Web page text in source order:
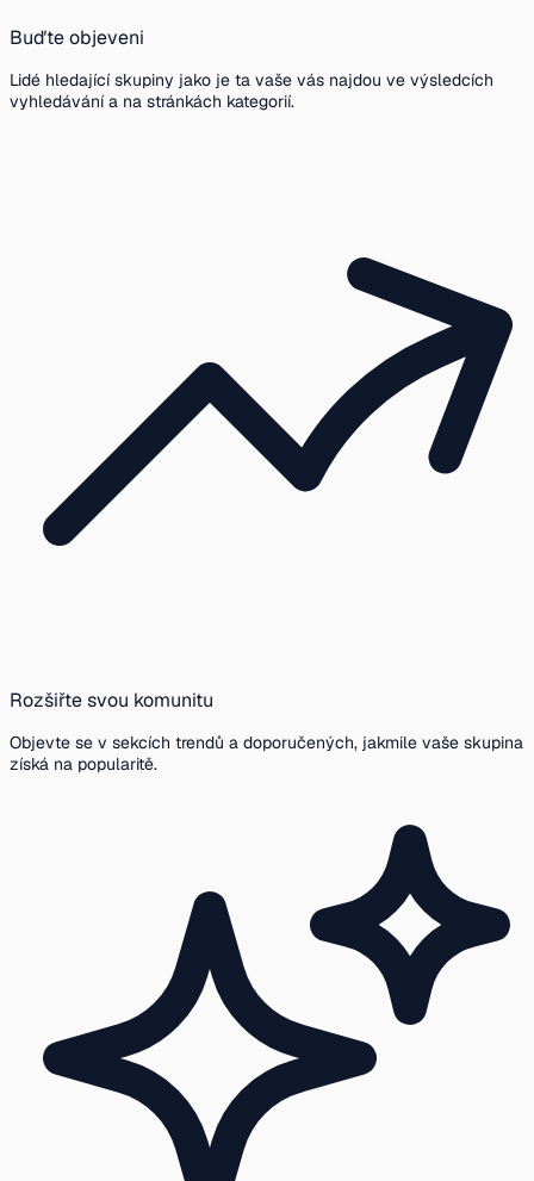
Buďte objeveni
Lidé hledající skupiny jako je ta vaše vás najdou ve výsledcích
vyhledávání a na stránkách kategorií.
Rozšiřte svou komunitu
Objevte se v sekcích trendů a doporučených, jakmile vaše skupina
získá na popularitě.